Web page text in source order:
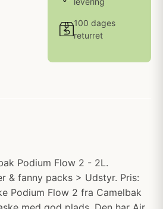
100 dages
returret
Podium Flow 2 - 2L.
& fanny packs > Udstyr. Pris:
Podium Flow 2 fra Camelbak